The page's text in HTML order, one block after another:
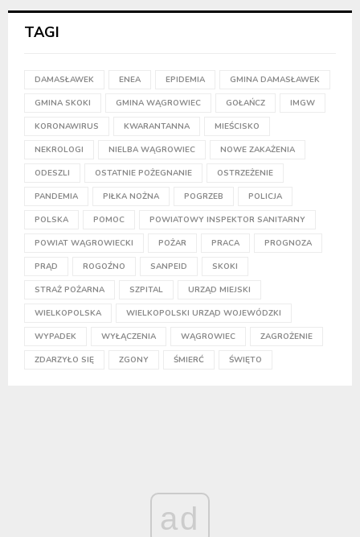
TAGI
DAMASŁAWEK ENEA EPIDEMIA GMINA DAMASŁAWEK
GMINA SKOKI GMINA WĄGROWIEC GOŁAŃCZ IMGW
KORONAWIRUS KWARANTANNA MIEŚCISKO
NEKROLOGI NIELBA WĄGROWIEC NOWE ZAKAŻENIA
ODESZLI OSTATNIE POŻEGNANIE OSTRZEŻENIE
PANDEMIA PIŁKA NOŻNA POGRZEB POLICJA
POLSKA POMOC POWIATOWY INSPEKTOR SANITARNY
POWIAT WĄGROWIECKI POŻAR PRACA PROGNOZA
PRĄD ROGOŹNO SANPEID SKOKI
STRAŻ POŻARNA SZPITAL URZĄD MIEJSKI
WIELKOPOLSKA WIELKOPOLSKI URZĄD WOJEWÓDZKI
WYPADEK WYŁĄCZENIA WĄGROWIEC ZAGROŻENIE
ZDARZYŁO SIĘ ZGONY ŚMIERĆ ŚWIĘTO
ad